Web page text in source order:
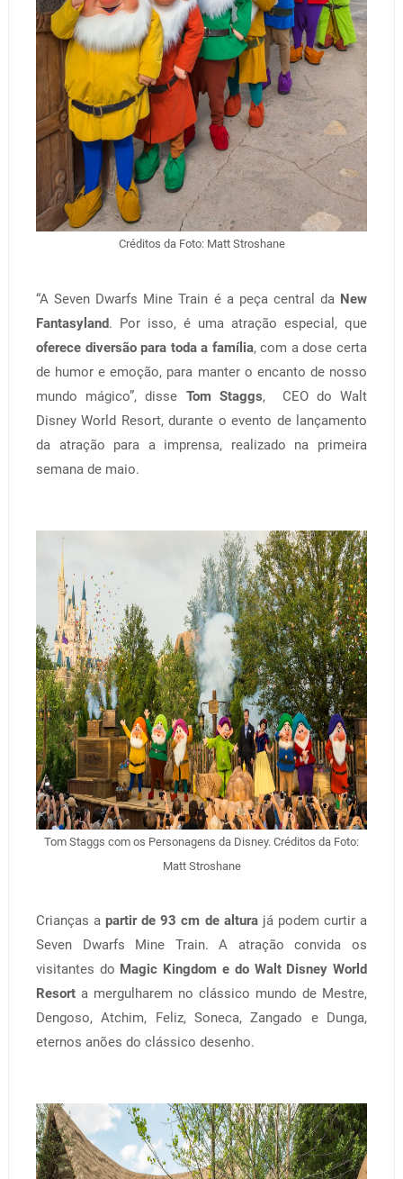
Créditos da Foto: Matt Stroshane
“A Seven Dwarfs Mine Train é a peça central da New
Fantasyland. Por isso, é uma atração especial, que
oferece diversão para toda a família, com a dose certa
de humor e emoção, para manter o encanto de nosso
mundo mágico”, disse Tom Staggs,
CEO do Walt
Disney World Resort,durante o evento de lançamento
da atração para a imprensa, realizado na primeira
semana de maio.
Tom Staggs com os Personagens da Disney. Créditos da Foto:
Matt Stroshane
Crianças apartir de 93 cm de alturajá podem curtir a
Seven Dwarfs Mine Train. A atração convida os
visitantes do Magic Kingdom e do Walt Disney World
Resorta mergulharem no clássico mundo de Mestre,
Dengoso, Atchim, Feliz, Soneca, Zangado e Dunga,
eternos anões do clássico desenho.